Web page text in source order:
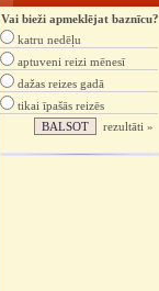
Vai bieži apmeklējat baznīcu?
katru nedēļu
aptuveni reizi mēnesī
dažas reizes gadā
tikai īpašās reizēs
rezultāti »